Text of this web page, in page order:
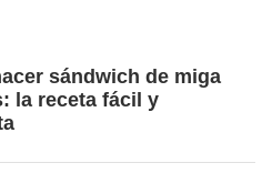
sándwich de miga
la receta fácil y